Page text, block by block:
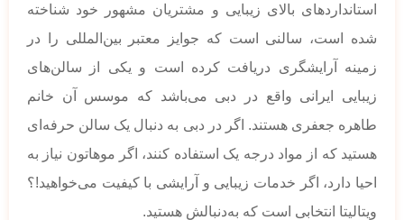
استانداردهای بالای زیبایی و مشتریان مشهور خود شناخته
شده است، سالنی است که جوایز معتبر بین‌المللی را در
زمینه آرایشگری دریافت کرده است و یکی از سالن‌های
زیبایی ایرانی واقع در دبی می‌باشد که موسس آن خانم
طاهره جعفری هستند. اگر در دبی به دنبال یک سالن حرفه‌‌ای
هستید که از مواد درجه یک استفاده کنند، اگر موهاتون نیاز به
احیا دارد، اگر خدمات زیبایی و آرایشی با کیفیت می‌خواهید!؟
ویتالیتا انتخابی است که به‌دنبالش هستید.